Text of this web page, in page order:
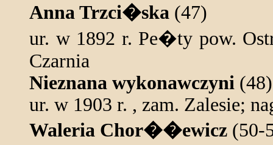
Anna Trzci�ska (47)
ur. w 1892 r. Pe�ty pow.
Czarnia
Nieznana wykonawczyni (48)
ur. w 1903 r. , zam. Zalesie;
Waleria Chor��ewicz (50-